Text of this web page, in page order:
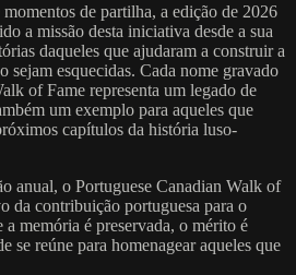
de partilha, a edição de 2026
a missão desta iniciativa desde a sua
daqueles que ajudaram a construir a
sejam esquecidas. Cada nome gravado
of Fame representa um legado de
um exemplo para aqueles que
capítulos da história luso-
anual, o Portuguese Canadian Walk of
da contribuição portuguesa para o
a memória é preservada, o mérito é
se reúne para homenagear aqueles que